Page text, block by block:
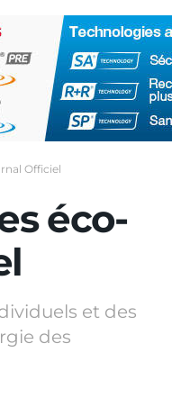
Officiel
éco-
et des
des